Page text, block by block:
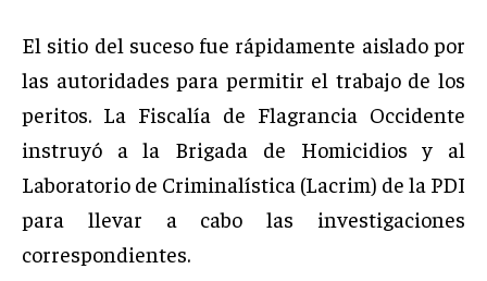
El sitio del suceso fue rápidamente aislado por
las autoridades para permitir el trabajo de los
peritos. La Fiscalía de Flagrancia Occidente
instruyó a la Brigada de Homicidios y al
Laboratorio de Criminalística (Lacrim) de la PDI
para llevar a cabo las investigaciones
correspondientes.